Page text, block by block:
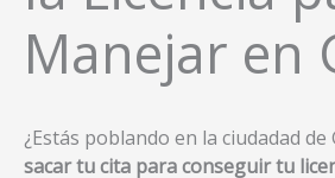
Manejar en
¿Estás poblando en la ciudadad de
sacar tu cita para conseguir tu